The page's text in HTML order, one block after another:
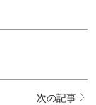
次の記事